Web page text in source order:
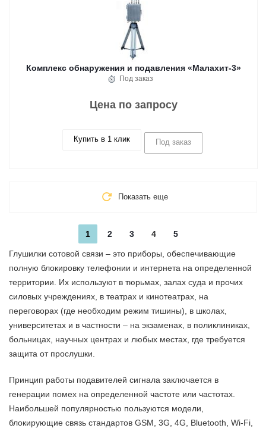
Комплекс обнаружения и подавления «Малахит-3»
Под заказ
Цена по запросу
Купить в 1 клик Под заказ
Показать еще
1 2 3 4 5
Глушилки сотовой связи – это приборы, обеспечивающие
полную блокировку телефонии и интернета на определенной
территории. Их используют в тюрьмах, залах суда и прочих
силовых учреждениях, в театрах и кинотеатрах, на
переговорах (где необходим режим тишины), в школах,
университетах и в частности – на экзаменах, в поликлиниках,
больницах, научных центрах и любых местах, где требуется
защита от прослушки.
Принцип работы подавителей сигнала заключается в
генерации помех на определенной частоте или частотах.
Наибольшей популярностью пользуются модели,
блокирующие связь стандартов GSM, 3G, 4G, Bluetooth, Wi-Fi,